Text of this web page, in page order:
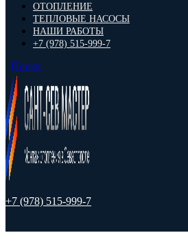
ОТОПЛЕНИЕ
ТЕПЛОВЫЕ НАСОСЫ
НАШИ РАБОТЫ
+7 (978) 515-999-7
Поиск
+7 (978) 515-999-7